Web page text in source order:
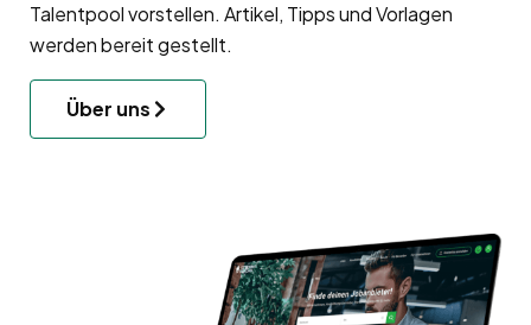
Talentpoolvorstellen. Artikel, Tipps und Vorlagen
werden bereit gestellt.
Über uns